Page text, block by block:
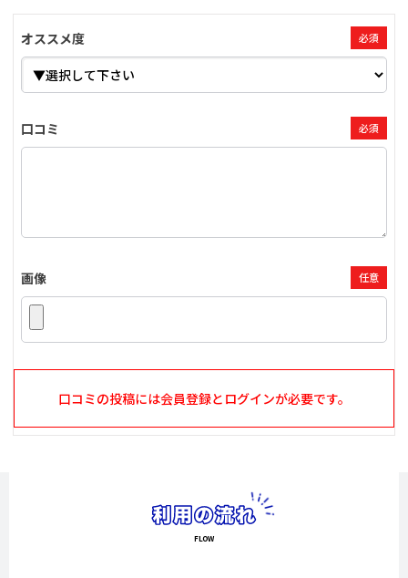
オススメ度 必須
口コミ 必須
画像 任意
口コミの投稿には会員登録とログインが必要です。